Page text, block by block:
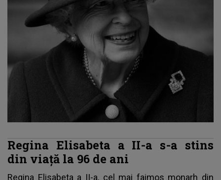
Regina Elisabeta a II-a s-a stins
din viaţă la 96 de ani
Regina Elisabeta a II-a, cel mai faimos monarh din